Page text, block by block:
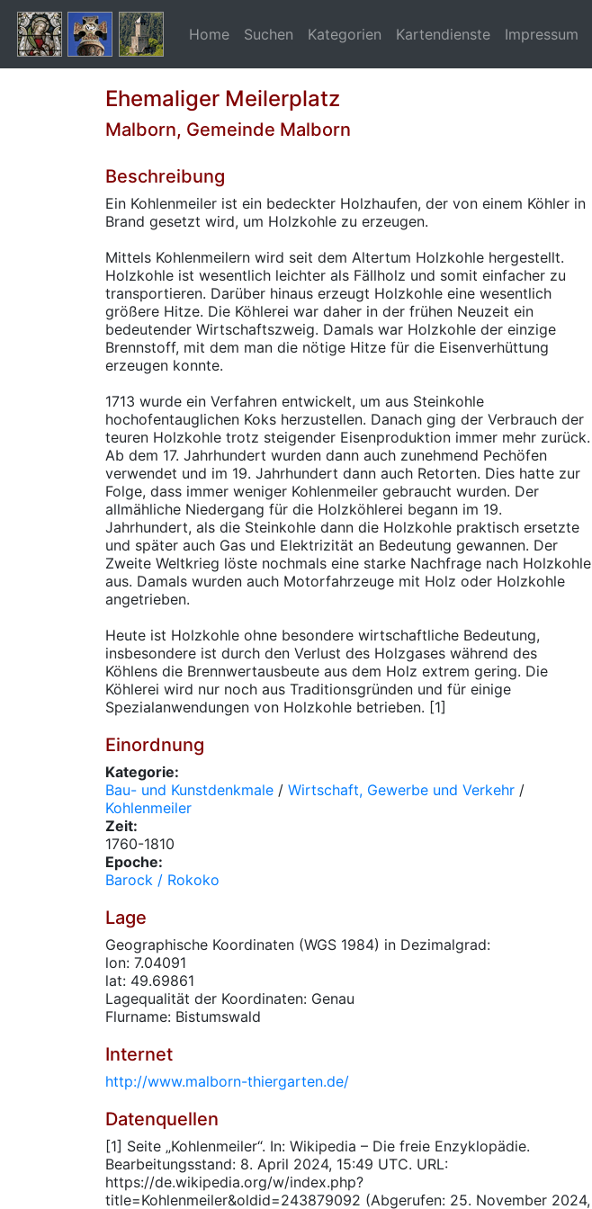
Home Suchen Kategorien Kartendienste Impressum
Ehemaliger Meilerplatz
Malborn, Gemeinde Malborn
Beschreibung
Ein Kohlenmeiler ist ein bedeckter Holzhaufen, der von einem Köhler in
Brand gesetzt wird, um Holzkohle zu erzeugen.
Mittels Kohlenmeilern wird seit dem Altertum Holzkohle hergestellt.
Holzkohle ist wesentlich leichter als Fällholz und somit einfacher zu
transportieren. Darüber hinaus erzeugt Holzkohle eine wesentlich
größere Hitze. Die Köhlerei war daher in der frühen Neuzeit ein
bedeutender Wirtschaftszweig. Damals war Holzkohle der einzige
Brennstoff, mit dem man die nötige Hitze für die Eisenverhüttung
erzeugen konnte.
1713 wurde ein Verfahren entwickelt, um aus Steinkohle
hochofentauglichen Koks herzustellen. Danach ging der Verbrauch der
teuren Holzkohle trotz steigender Eisenproduktion immer mehr zurück.
Ab dem 17. Jahrhundert wurden dann auch zunehmend Pechöfen
verwendet und im 19. Jahrhundert dann auch Retorten. Dies hatte zur
Folge, dass immer weniger Kohlenmeiler gebraucht wurden. Der
allmähliche Niedergang für die Holzköhlerei begann im 19.
Jahrhundert, als die Steinkohle dann die Holzkohle praktisch ersetzte
und später auch Gas und Elektrizität an Bedeutung gewannen. Der
Zweite Weltkrieg löste nochmals eine starke Nachfrage nach Holzkohle
aus. Damals wurden auch Motorfahrzeuge mit Holz oder Holzkohle
angetrieben.
Heute ist Holzkohle ohne besondere wirtschaftliche Bedeutung,
insbesondere ist durch den Verlust des Holzgases während des
Köhlens die Brennwertausbeute aus dem Holz extrem gering. Die
Köhlerei wird nur noch aus Traditionsgründen und für einige
Spezialanwendungen von Holzkohle betrieben. [1]
Einordnung
Kategorie:
Bau- und Kunstdenkmale / Wirtschaft, Gewerbe und Verkehr /
Kohlenmeiler
Zeit:
1760-1810
Epoche:
Barock / Rokoko
Lage
Geographische Koordinaten (WGS 1984) in Dezimalgrad:
lon: 7.04091
lat: 49.69861
Lagequalität der Koordinaten: Genau
Flurname: Bistumswald
Internet
http://www.malborn-thiergarten.de/
Datenquellen
[1] Seite „Kohlenmeiler“. In: Wikipedia – Die freie Enzyklopädie.
Bearbeitungsstand: 8. April 2024, 15:49 UTC. URL:
https://de.wikipedia.org/w/index.php?
title=Kohlenmeiler&oldid=243879092 (Abgerufen: 25. November 2024,